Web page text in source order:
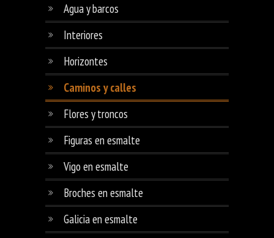
Agua y barcos
Interiores
Horizontes
Caminos y calles
Flores y troncos
Figuras en esmalte
Vigo en esmalte
Broches en esmalte
Galicia en esmalte